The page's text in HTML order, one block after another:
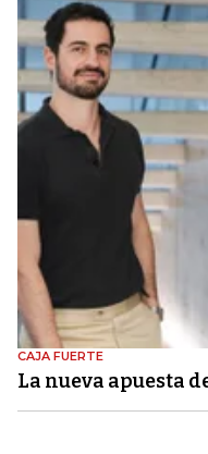
CAJA FUERTE
La nueva apuesta